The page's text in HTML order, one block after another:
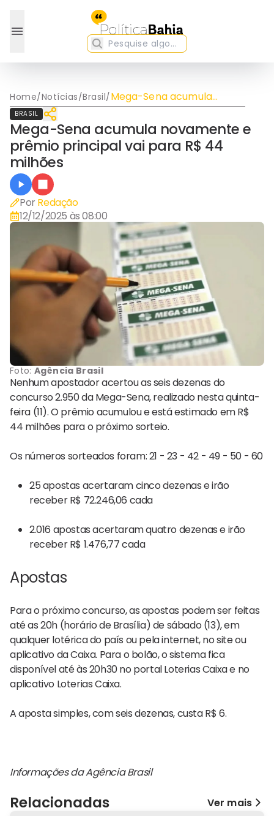
Home/Notícias/Brasil/Mega-Sena acumula
novamente e prêmio
milhões
BRASIL
Mega-Sena acumula novamente e
prêmio principal vai para R$ 44
milhões
Por Redação
12/12/2025 às 08:00
Foto:Agência Brasil
Nenhum apostador acertou as seis dezenas do
concurso 2.950 da Mega-Sena, realizado nesta quinta-
feira (11). O prêmio acumulou e está estimado em R$
44 milhões para o próximo sorteio.
Os números sorteados foram: 21 - 23 - 42 - 49 - 50 - 60
25 apostas acertaram cinco dezenas e irão
receber R$ 72.246,06 cada
2.016 apostas acertaram quatro dezenas e irão
receber R$ 1.476,77 cada
Apostas
Para o próximo concurso, as apostas podem ser feitas
até as 20h (horário de Brasília) de sábado (13), em
qualquer lotérica do país ou pela internet, no site ou
aplicativo da Caixa. Para o bolão, o sistema fica
disponível até às 20h30 no portal Loterias Caixa e no
aplicativo Loterias Caixa.
A aposta simples, com seis dezenas, custa R$ 6.
Informações da Agência Brasil
Relacionadas Ver mais